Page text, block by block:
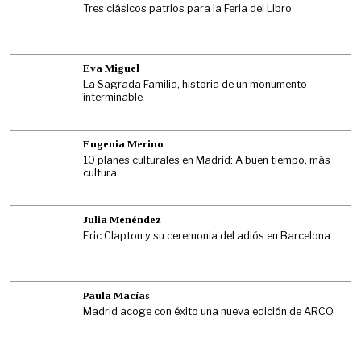
Tres clásicos patrios para la Feria del Libro
Eva Miguel
La Sagrada Familia, historia de un monumento
interminable
Eugenia Merino
10 planes culturales en Madrid: A buen tiempo, más
cultura
Julia Menéndez
Eric Clapton y su ceremonia del adiós en Barcelona
Paula Macías
Madrid acoge con éxito una nueva edición de ARCO